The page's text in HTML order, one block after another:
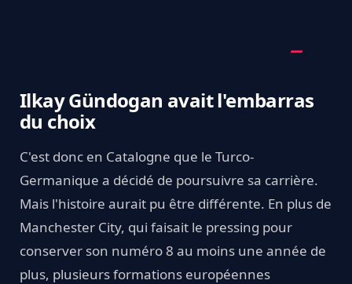
Ilkay Gündogan avait l'embarras
du choix
C'est donc en Catalogne que le Turco-
Germanique a décidé de poursuivre sa carrière.
Mais l'histoire aurait pu être différente. En plus de
Manchester City, qui faisait le pressing pour
conserver son numéro 8 au moins une année de
plus, plusieurs formations européennes